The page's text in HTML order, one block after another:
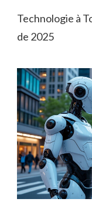
Technologie à
de 2025